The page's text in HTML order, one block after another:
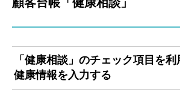
「健康相談」のチェック項目を
健康情報を入力する